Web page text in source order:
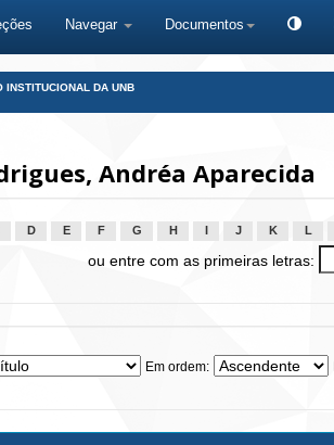
Navegar Documentos
INSTITUCIONAL DA UNB
Andréa Aparecida
D E F G H J K L
ou entre com as primeiras letras:
Em ordem: